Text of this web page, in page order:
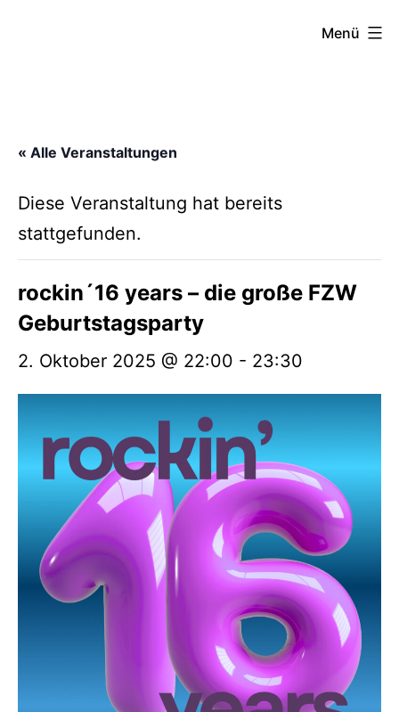
Menü
« Alle Veranstaltungen
Diese Veranstaltung hat bereits
stattgefunden.
rockin´16 years – die große FZW
Geburtstagsparty
2. Oktober 2025 @ 22:00 - 23:30